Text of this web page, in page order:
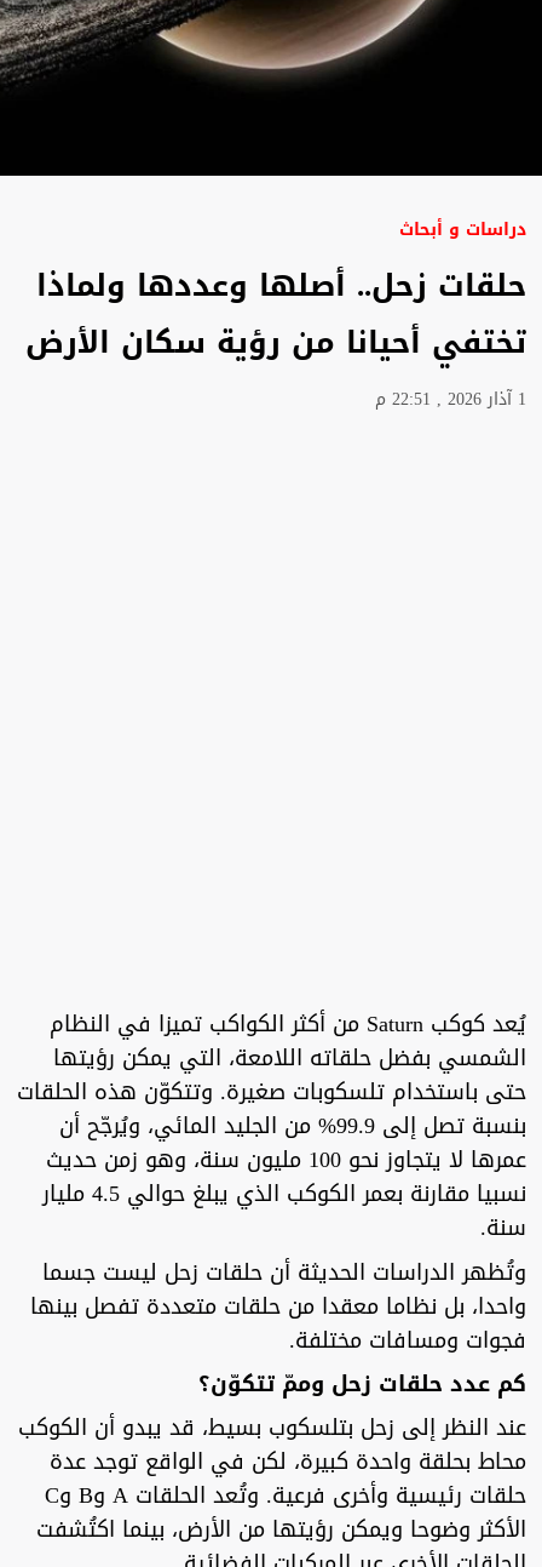
دراسات و أبحاث
حلقات زحل.. أصلها وعددها ولماذا
تختفي أحيانا من رؤية سكان الأرض
1 آذار 2026 , 22:51 م
يُعد كوكب Saturn من أكثر الكواكب تميزا في النظام
الشمسي بفضل حلقاته اللامعة، التي يمكن رؤيتها
حتى باستخدام تلسكوبات صغيرة. وتتكوّن هذه الحلقات
بنسبة تصل إلى 99.9% من الجليد المائي، ويُرجّح أن
عمرها لا يتجاوز نحو 100 مليون سنة، وهو زمن حديث
نسبيا مقارنة بعمر الكوكب الذي يبلغ حوالي 4.5 مليار
سنة.
وتُظهر الدراسات الحديثة أن حلقات زحل ليست جسما
واحدا، بل نظاما معقدا من حلقات متعددة تفصل بينها
فجوات ومسافات مختلفة.
كم عدد حلقات زحل وممّ تتكوّن؟
عند النظر إلى زحل بتلسكوب بسيط، قد يبدو أن الكوكب
محاط بحلقة واحدة كبيرة، لكن في الواقع توجد عدة
حلقات رئيسية وأخرى فرعية. وتُعد الحلقات A وB وC
الأكثر وضوحا ويمكن رؤيتها من الأرض، بينما اكتُشفت